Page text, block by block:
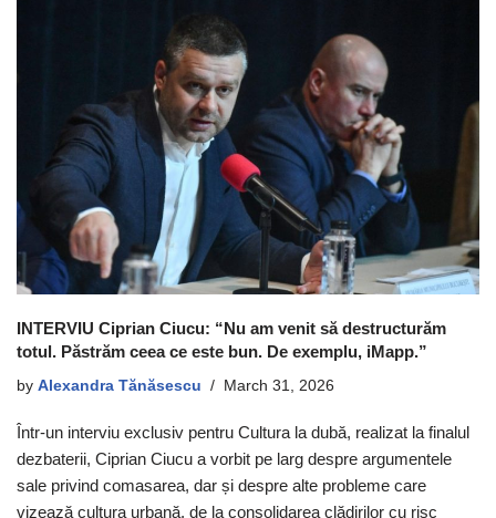
INTERVIU Ciprian Ciucu: “Nu am venit să destructurăm
totul. Păstrăm ceea ce este bun. De exemplu, iMapp.”
by Alexandra Tănăsescu March 31, 2026
Într-un interviu exclusiv pentru Cultura la dubă, realizat la finalul
dezbaterii, Ciprian Ciucu a vorbit pe larg despre argumentele
sale privind comasarea, dar și despre alte probleme care
vizează cultura urbană, de la consolidarea clădirilor cu risc